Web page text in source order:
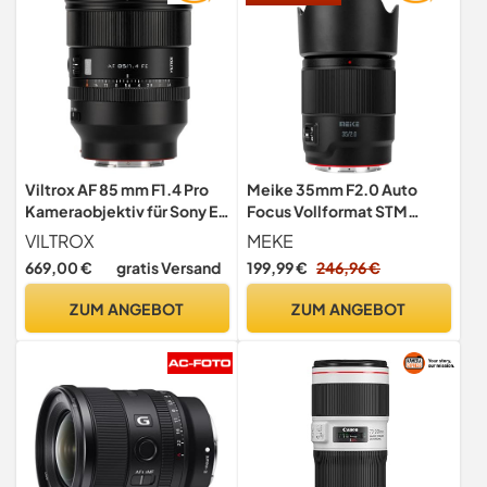
Viltrox AF 85 mm F1.4 Pro
Kameraobjektiv für Sony E
Mount Vollformat
Autofokus Objektiv Portrait
Master
VILTROX
669,00 € gratis Versand
ZUM ANGEBOT
Meike 35mm F2.0 Auto
Focus Vollformat STM
Objektiv Kompatibel mit
Panasonic Lumix Sigma L
Kameras S1H S1 S5 S5 Mark
MEKE
199,99 € 246,96 €
ZUM ANGEBOT